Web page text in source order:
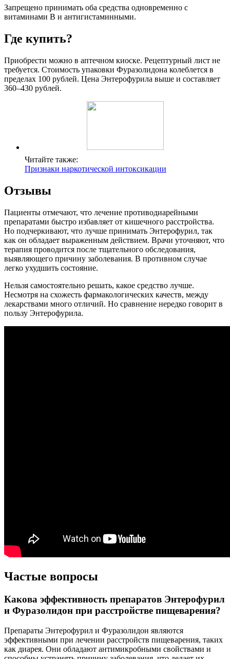
Запрещено принимать оба средства одновременно с
витаминами В и антигистаминными.
Где купить?
Приобрести можно в аптечном киоске. Рецептурный лист не
требуется. Стоимость упаковки Фуразолидона колеблется в
пределах 100 рублей. Цена Энтерофурила выше и составляет
360–430 рублей.
Читайте также:
Признаки наркотической интоксикации
Отзывы
Пациенты отмечают, что лечение противодиарейными
препаратами быстро избавляет от кишечного расстройства.
Но подчеркивают, что лучше принимать Энтерофурил, так
как он обладает выраженным действием. Врачи уточняют, что
терапия проводится после тщательного обследования,
выявляющего причину заболевания. В противном случае
легко ухудшить состояние.
Нельзя самостоятельно решать, какое средство лучше.
Несмотря на схожесть фармакологических качеств, между
лекарствами много отличий. Но сравнение нередко говорит в
пользу Энтерофурила.
Частые вопросы
Какова эффективность препаратов Энтерофурил
и Фуразолидон при расстройстве пищеварения?
Препараты Энтерофурил и Фуразолидон являются
эффективными при лечении расстройств пищеварения, таких
как диарея. Они обладают антимикробными свойствами и